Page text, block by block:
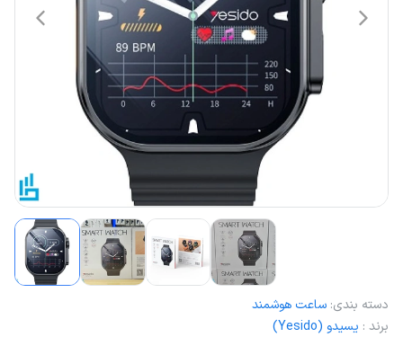
دسته بندی: ساعت هوشمند
برند : یسیدو (Yesido)